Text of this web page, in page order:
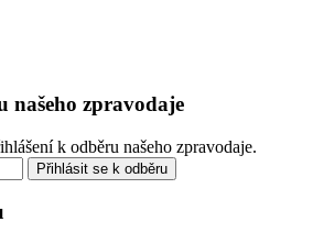
našeho zpravodaje
k odběru našeho zpravodaje.
Přihlásit se k odběru